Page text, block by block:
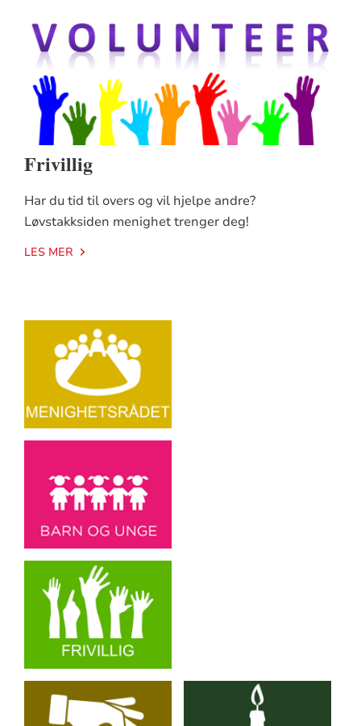
Frivillig
Har du tid til overs og vil hjelpe andre?
Løvstakksiden menighet trenger deg!
LES MER
Artikkelsnarveger